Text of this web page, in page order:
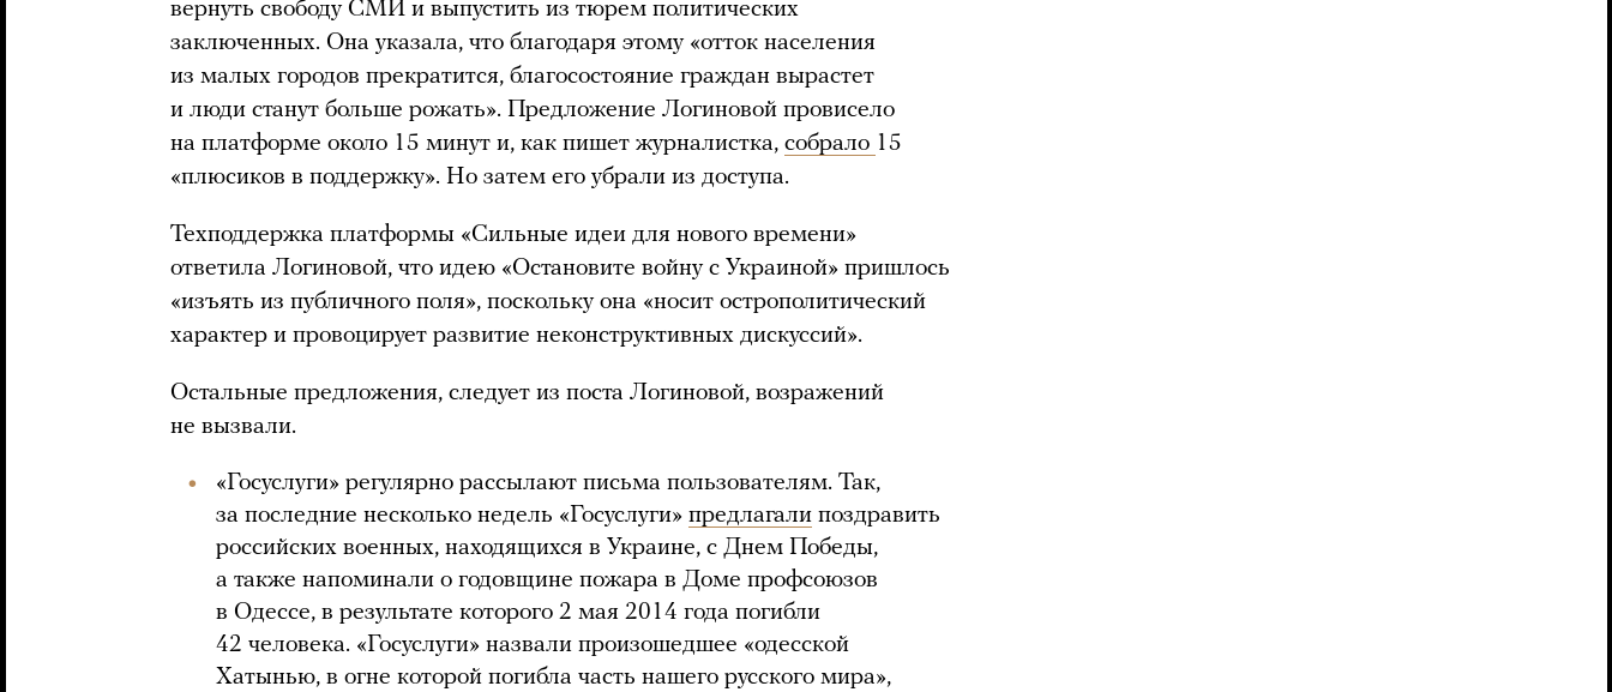
вернуть свободу СМИ и выпустить из тюрем политических
заключенных. Она указала, что благодаря этому «отток населения
из малых городов прекратится, благосостояние граждан вырастет
и люди станут больше рожать». Предложение Логиновой провисело
на платформе около 15 минут и, как пишет журналистка, собрало 15
«плюсиков в поддержку». Но затем его убрали из доступа.
Техподдержка платформы «Сильные идеи для нового времени»
ответила Логиновой, что идею «Остановите войну с Украиной» пришлось
«изъять из публичного поля», поскольку она «носит острополитический
характер и провоцирует развитие неконструктивных дискуссий».
Остальные предложения, следует из поста Логиновой, возражений
не вызвали.
«Госуслуги» регулярно рассылают письма пользователям. Так,
за последние несколько недель «Госуслуги» предлагали поздравить
российских военных, находящихся в Украине, с Днем Победы,
а также напоминали о годовщине пожара в Доме профсоюзов
в Одессе, в результате которого 2 мая 2014 года погибли
42 человека. «Госуслуги» назвали произошедшее «одесской
Хатынью, в огне которой погибла часть нашего русского мира»,